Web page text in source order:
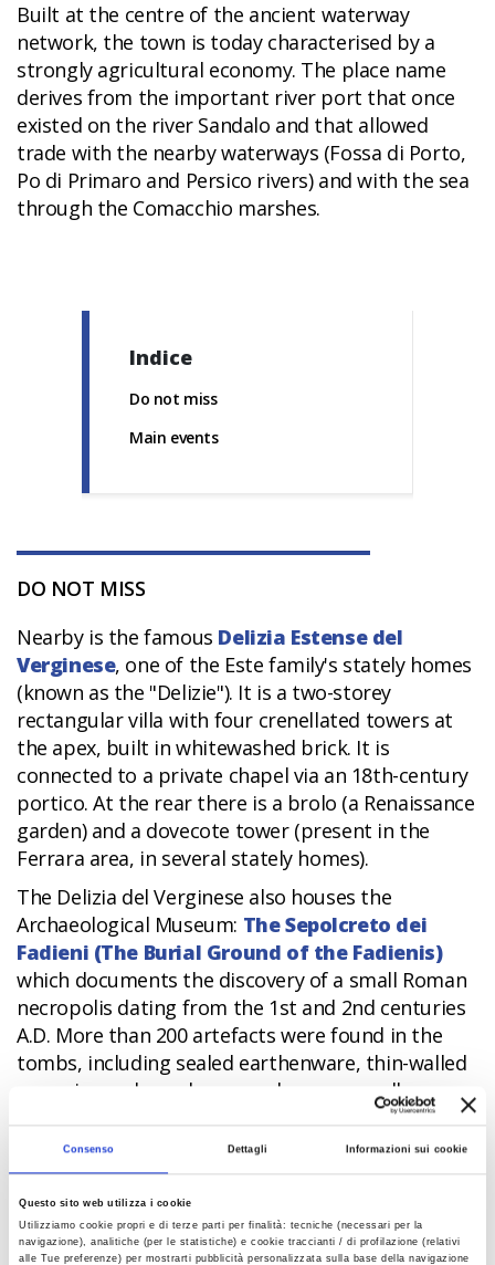
Consenso Dettagli Informazioni sui cookie
Questo sito web utilizza i cookie
Utilizziamo cookie propri e di terze parti per finalità: tecniche (necessari per la
navigazione), analitiche (per le statistiche) e cookie traccianti / di profilazione (relativi
alle Tue preferenze) per mostrarti pubblicità personalizzata sulla base della navigazione
Built at the centre of the ancient waterway
network, the town is today characterised by a
strongly agricultural economy. The place name
derives from the important river port that once
existed on the river Sandalo and that allowed
trade with the nearby waterways (Fossa di Porto,
Po di Primaro and Persico rivers) and with the sea
through the Comacchio marshes.
Indice
Do not miss
Main events
DO NOT MISS
Nearby is the famous Delizia Estense del
Verginese, one of the Este family's stately homes
(known as the "Delizie"). It is a two-storey
rectangular villa with four crenellated towers at
the apex, built in whitewashed brick. It is
connected to a private chapel via an 18th-century
portico. At the rear there is a brolo (a Renaissance
garden) and a dovecote tower (present in the
Ferrara area, in several stately homes).
The Delizia del Verginese also houses the
Archaeological Museum: The Sepolcreto dei
Fadieni (The Burial Ground of the Fadienis)
which documents the discovery of a small Roman
necropolis dating from the 1st and 2nd centuries
A.D. More than 200 artefacts were found in the
tombs, including sealed earthenware, thin-walled
ceramics such as glasses and cups, as well as
bottles, oil lamps, amphorae and funerary ritual
artefacts, silver and bronze objects and an
exceptional collection of glass vessels.
Another attraction in the municipality is the
di Porto (Port Oasis), an area that is ideal for